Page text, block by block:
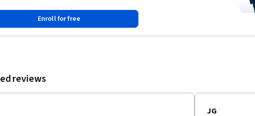
está en crear y desarrollar Clientes y no en sus Productos.
Enroll for free
reviews
JG